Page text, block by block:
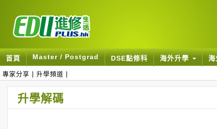
首頁 Master / Postgrad DSE點修科 海外升學
專家分享 升學頻道
升學解碼